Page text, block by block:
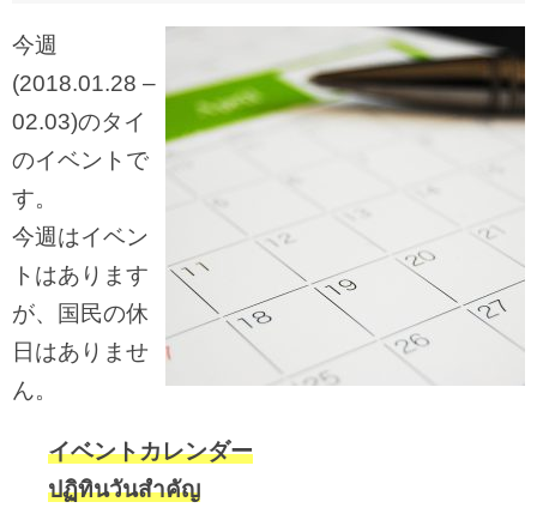
今週
(2018.01.28 –
02.03)のタイ
のイベントで
す。
今週はイベン
トはあります
が、国民の休
日はありませ
ん。
イベントカレンダー
ปฏิทินวันสำคัญ